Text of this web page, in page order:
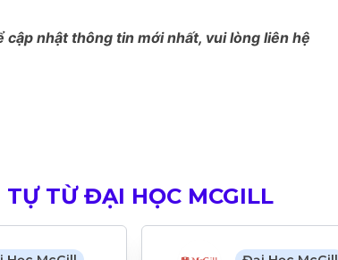
nhật thông tin mới nhất, vui lòng liên hệ
TỰ TỪ ĐẠI HỌC MCGILL